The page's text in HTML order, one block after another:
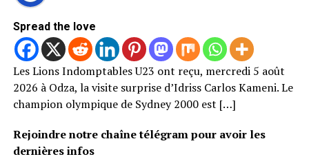
Spread the love
Les Lions Indomptables U23 ont reçu, mercredi 5 août
2026 à Odza, la visite surprise d’Idriss Carlos Kameni. Le
champion olympique de Sydney 2000 est […]
Rejoindre notre chaîne télégram pour avoir les
dernières infos